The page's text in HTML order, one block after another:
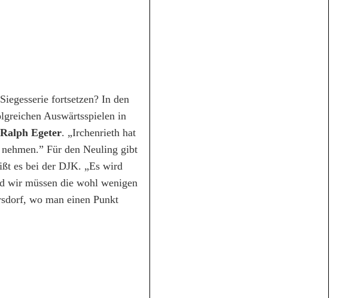
fortsetzen? In den
Auswärtsspielen in
Ralph Egeter. „Irchenrieth hat
Für den Neuling gibt
es bei der DJK. „Es wird
wir müssen die wohl wenigen
wo man einen Punkt